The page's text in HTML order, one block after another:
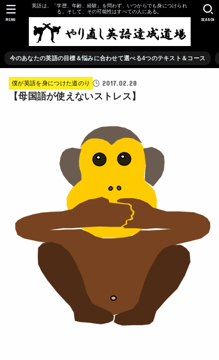
英語は、「学歴、年齢、経験」を問わず、いつからでも身につけられ
る。そして、その可能性はすべての人にある。
今のあなたの英語の目標＆悩みに合わせて選べる4つのテキスト＆コース
SEARCH
MENU
僕が英語を身につけた道のり 2017.02.28
【母国語が使えないストレス】